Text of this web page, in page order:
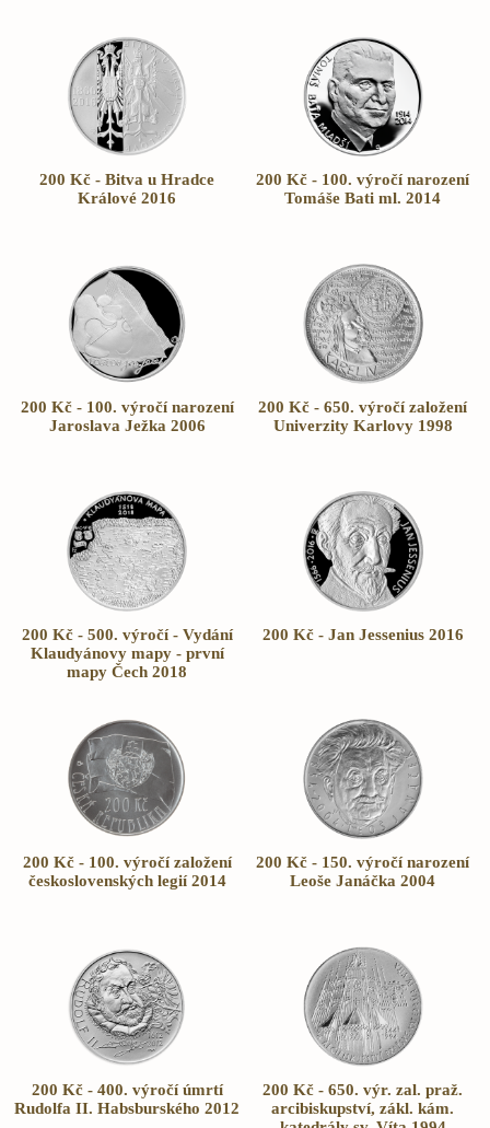
200 Kč - Bitva u Hradce
Králové 2016
200 Kč - 100. výročí narození
Tomáše Bati ml. 2014
200 Kč - 100. výročí narození
Jaroslava Ježka 2006
200 Kč - 650. výročí založení
Univerzity Karlovy 1998
200 Kč - 500. výročí - Vydání
Klaudyánovy mapy - první
mapy Čech 2018
200 Kč - Jan Jessenius 2016
200 Kč - 100. výročí založení
československých legií 2014
200 Kč - 150. výročí narození
Leoše Janáčka 2004
200 Kč - 400. výročí úmrtí
Rudolfa II. Habsburského 2012
200 Kč - 650. výr. zal. praž.
arcibiskupství, zákl. kám.